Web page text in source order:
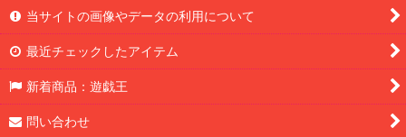
当サイトの画像やデータの利用について
最近チェックしたアイテム
新着商品：遊戯王
問い合わせ